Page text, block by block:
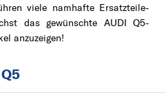
viele namhafte Ersatzteile-
das gewünschte AUDI Q5-
anzuzeigen!